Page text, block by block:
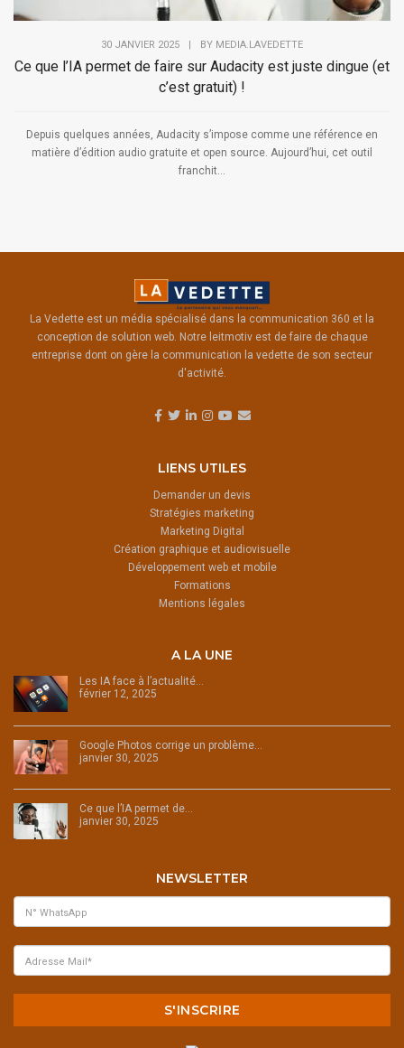
30 JANVIER 2025 | BY MEDIA.LAVEDETTE
Ce que l’IA permet de faire sur Audacity est juste dingue (et
c’est gratuit) !
Depuis quelques années, Audacity s’impose comme une référence en
matière d’édition audio gratuite et open source. Aujourd’hui, cet outil
franchit...
La Vedette est un média spécialisé dans la communication 360 et la
conception de solution web. Notre leitmotiv est de faire de chaque
entreprise dont on gère la communication la vedette de son secteur
d'activité.
LIENS UTILES
Demander un devis
Stratégies marketing
Marketing Digital
Création graphique et audiovisuelle
Développement web et mobile
Formations
Mentions légales
A LA UNE
Les IA face à l’actualité…
février 12, 2025
Google Photos corrige un problème…
janvier 30, 2025
Ce que l’IA permet de…
janvier 30, 2025
NEWSLETTER